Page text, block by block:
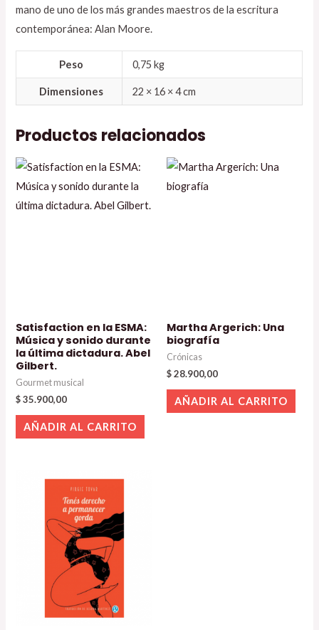
mano de uno de los más grandes maestros de la escritura
contemporánea: Alan Moore.
Peso 0,75 kg
Dimensiones 22 × 16 × 4 cm
Productos relacionados
Satisfaction en la ESMA:
Música y sonido durante
la última dictadura. Abel
Gilbert.
Gourmet musical
$35.900,00
AÑADIR AL CARRITO
Martha Argerich: Una
biografía
Crónicas
$28.900,00
AÑADIR AL CARRITO